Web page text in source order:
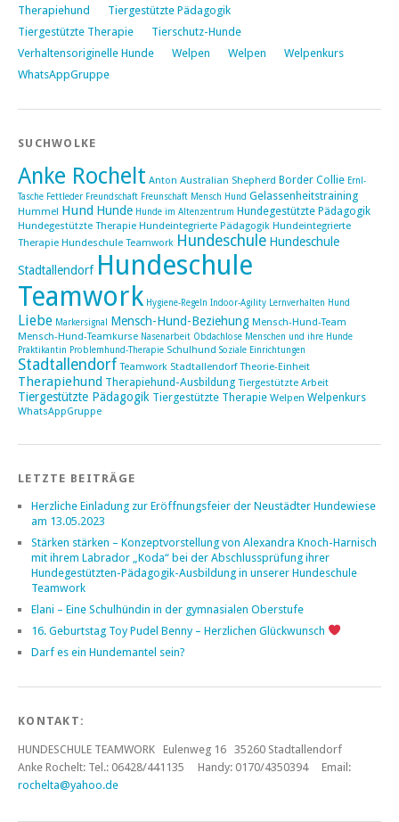
Therapiehund
Tiergestützte Pädagogik
Tiergestützte Therapie
Tierschutz-Hunde
Verhaltensoriginelle Hunde
Welpen Welpen
Welpenkurs
WhatsAppGruppe
SUCHWOLKE
Anke Rochelt Anton Australian Shepherd Border Collie Ernl-
Tasche Fettleder Freundschaft Freunschaft Mensch Hund Gelassenheitstraining
Hummel Hund Hunde Hunde im Altenzentrum Hundegestützte Pädagogik
Hundegestützte Therapie Hundeintegrierte Pädagogik Hundeintegrierte
Therapie Hundeschule Teamwork Hundeschule Hundeschule
Stadtallendorf Hundeschule
Teamwork Hygiene-Regeln Indoor-Agility Lernverhalten Hund
Liebe Markersignal Mensch-Hund-Beziehung Mensch-Hund-Team
Mensch-Hund-Teamkurse Nasenarbeit Obdachlose Menschen und ihre Hunde
Praktikantin Problemhund-Therapie Schulhund Soziale Einrichtungen
Stadtallendorf Teamwork Stadtallendorf Theorie-Einheit
Therapiehund Therapiehund-Ausbildung Tiergestützte Arbeit
Tiergestützte Pädagogik Tiergestützte Therapie Welpen Welpenkurs
WhatsAppGruppe
LETZTE BEITRÄGE
Herzliche Einladung zur Eröffnungsfeier der Neustädter Hundewiese
am 13.05.2023
Stärken stärken – Konzeptvorstellung von Alexandra Knoch-Harnisch
mit ihrem Labrador „Koda“ bei der Abschlussprüfung ihrer
Hundegestützten-Pädagogik-Ausbildung in unserer Hundeschule
Teamwork
Elani – Eine Schulhündin in der gymnasialen Oberstufe
16. Geburtstag Toy Pudel Benny – Herzlichen Glückwunsch
Darf es ein Hundemantel sein?
KONTAKT:
HUNDESCHULE TEAMWORK Eulenweg 16 35260 Stadtallendorf
Anke Rochelt: Tel.: 06428/441135 Handy: 0170/4350394 Email:
rochelta@yahoo.de